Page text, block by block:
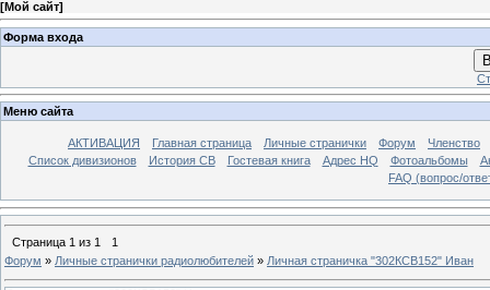
[Мой сайт]
Форма входа
Меню сайта
АКТИВАЦИЯ Главная страница Личные странички Форум
Членство
Список дивизионов
История СВ Гостевая книга Адрес HQ Фотоальбомы
FAQ (вопрос/
Страница 1 из 1
1
Форум » Личные странички радиолюбителей » Личная страничка "302КСВ152" Иван